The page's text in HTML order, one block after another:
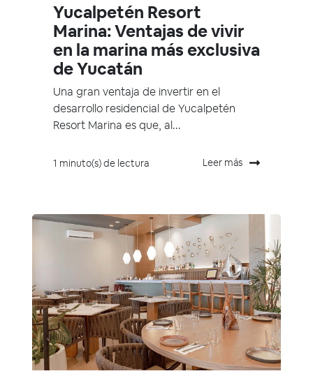
Yucalpetén Resort
Marina: Ventajas de vivir
en la marina más exclusiva
de Yucatán
Una gran ventaja de invertir en el
desarrollo residencial de Yucalpetén
Resort Marina es que, al...
1 minuto(s) de lectura Leer más